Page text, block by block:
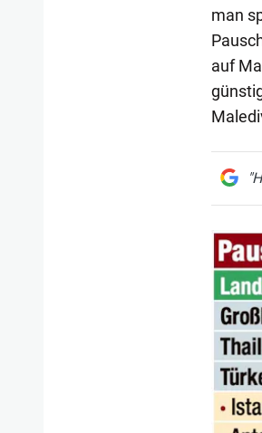
man
auf